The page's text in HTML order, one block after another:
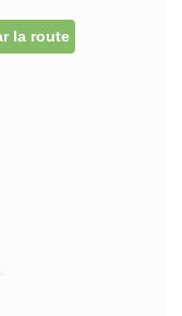
la route